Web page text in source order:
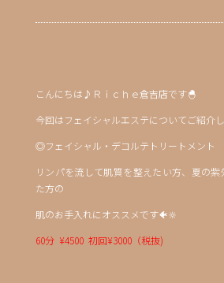
こんにちは♪Ｒｉｃｈｅ倉吉店です🐣
今回はフェイシャルエステについてご紹介し
◎フェイシャル・デコルテトリートメント
リンパを流して肌質を整えたい方、夏の
た方の
肌のお手入れにオススメです🐠🔆
60分 ¥4500 初回¥3000（税抜)